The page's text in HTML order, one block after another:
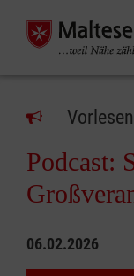
Vorlesen
Podcast:
06.02.2026